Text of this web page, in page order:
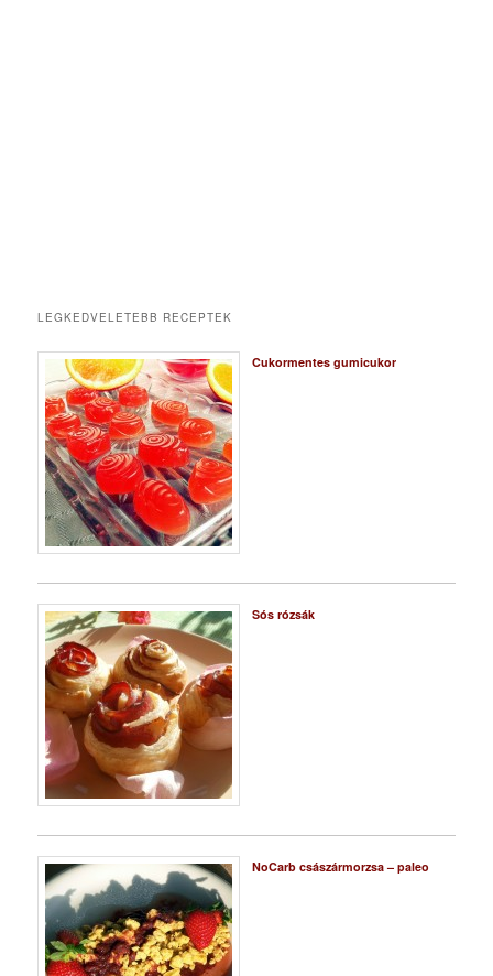
LEGKEDVELETEBB RECEPTEK
Cukormentes gumicukor
Sós rózsák
NoCarb császármorzsa – paleo